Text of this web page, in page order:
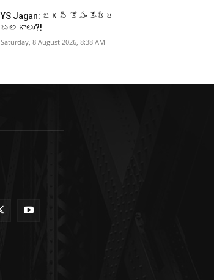
YS Jagan: జగన్ కోసం కేంద్ర
బలగాలు?!
Saturday, 8 August 2026, 8:38 AM